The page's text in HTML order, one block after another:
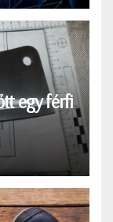
egy férfi